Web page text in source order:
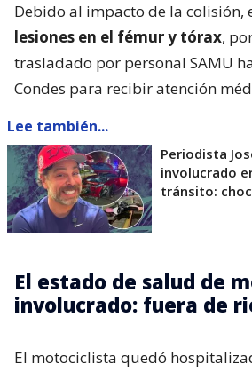
Debido al impacto de la colisión,
lesiones en el fémur y tórax,
trasladado por personal SAMU
Condes para recibir atención
Lee también...
Periodista
involucrado
tránsito:
El estado de salud de
involucrado: fuera de
El motociclista quedó